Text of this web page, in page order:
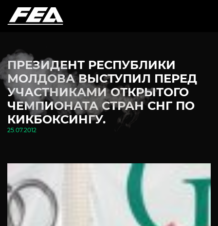
ПРЕЗИДЕНТ РЕСПУБЛИКИ
МОЛДОВА ВЫСТУПИЛ ПЕРЕД
УЧАСТНИКАМИ ОТКРЫТОГО
ЧЕМПИОНАТА СТРАН СНГ ПО
КИКБОКСИНГУ.
25.07.2012